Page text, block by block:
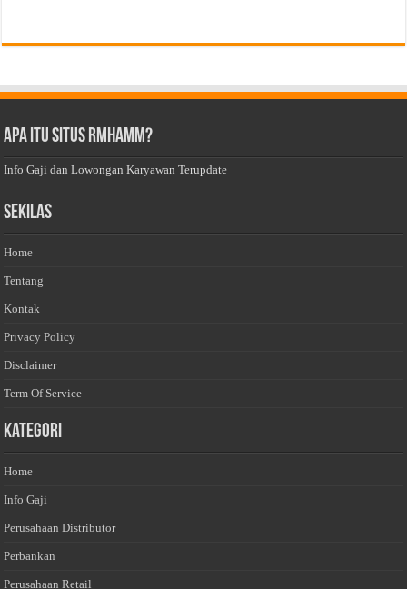
Apa Itu Situs Rmhamm?
Info Gaji dan Lowongan Karyawan Terupdate
Sekilas
Home
Tentang
Kontak
Privacy Policy
Disclaimer
Term Of Service
Kategori
Home
Info Gaji
Perusahaan Distributor
Perbankan
Perusahaan Retail